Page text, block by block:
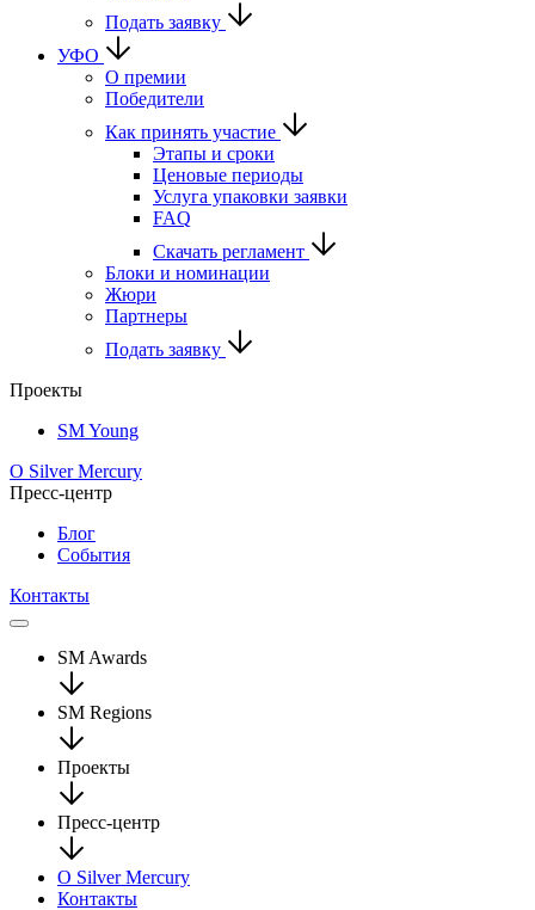
Подать заявку
УФО
О премии
Победители
Как принять участие
Этапы и сроки
Ценовые периоды
Услуга упаковки заявки
FAQ
Скачать регламент
Блоки и номинации
Жюри
Партнеры
Подать заявку
Проекты
SM Young
О Silver Mercury
Пресс-центр
Блог
События
Контакты
SM Awards
SM Regions
Проекты
Пресс-центр
О Silver Mercury
Контакты